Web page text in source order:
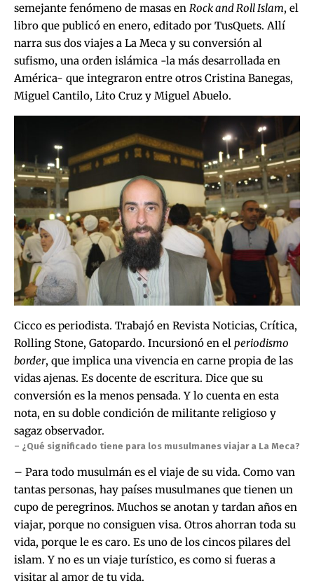
semejante fenómeno de masas en Rock and Roll Islam, el
libro que publicó en enero, editado por TusQuets. Allí
narra sus dos viajes a La Meca y su conversión al
sufismo, una orden islámica -la más desarrollada en
América- que integraron entre otros Cristina Banegas,
Miguel Cantilo, Lito Cruz y Miguel Abuelo.
Cicco es periodista. Trabajó en Revista Noticias, Crítica,
Rolling Stone, Gatopardo. Incursionó en el periodismo
border, que implica una vivencia en carne propia de las
vidas ajenas. Es docente de escritura. Dice que su
conversión es la menos pensada. Y lo cuenta en esta
nota, en su doble condición de militante religioso y
sagaz observador.
– ¿Qué significado tiene para los musulmanes viajar a La Meca?
– Para todo musulmán es el viaje de su vida. Como van
tantas personas, hay países musulmanes que tienen un
cupo de peregrinos. Muchos se anotan y tardan años en
viajar, porque no consiguen visa. Otros ahorran toda su
vida, porque le es caro. Es uno de los cincos pilares del
islam. Y no es un viaje turístico, es como si fueras a
visitar al amor de tu vida.